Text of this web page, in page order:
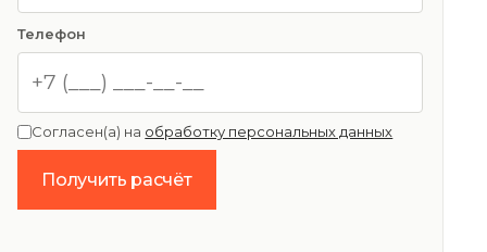
Телефон
Согласен(а) на обработку персональных данных
Получить расчёт